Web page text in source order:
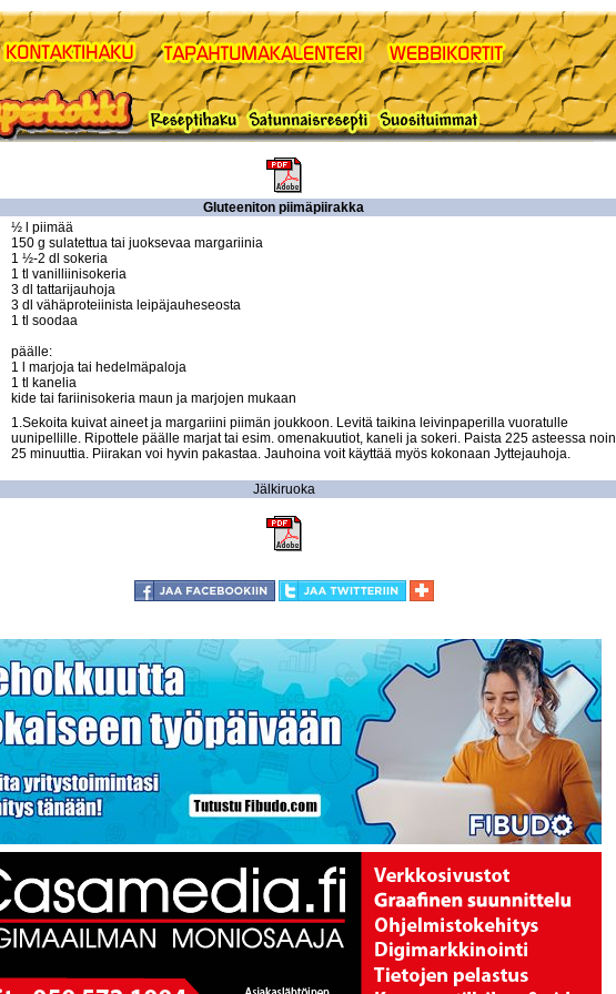
Gluteeniton piimäpiirakka
½ l piimää
150 g sulatettua tai juoksevaa margariinia
1 ½-2 dl sokeria
1 tl vanilliinisokeria
3 dl tattarijauhoja
3 dl vähäproteiinista leipäjauheseosta
1 tl soodaa
päälle:
1 l marjoja tai hedelmäpaloja
1 tl kanelia
kide tai fariinisokeria maun ja marjojen mukaan
1.Sekoita kuivat aineet ja margariini piimän joukkoon. Levitä taikina leivinpaperilla vuoratulle
uunipellille. Ripottele päälle marjat tai esim. omenakuutiot, kaneli ja sokeri. Paista 225 asteessa noin
25 minuuttia. Piirakan voi hyvin pakastaa. Jauhoina voit käyttää myös kokonaan Jyttejauhoja.
Jälkiruoka